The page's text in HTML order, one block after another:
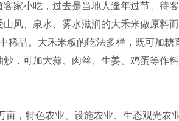
小吃，过去是当地人逢年过节、待客
风、泉水、雾水滋润的大禾米做原料
稀品。大禾米粄的吃法多样，既可加糖
，可加大蒜、肉丝、生姜、鸡蛋等作
，特色农业、设施农业、生态观光农